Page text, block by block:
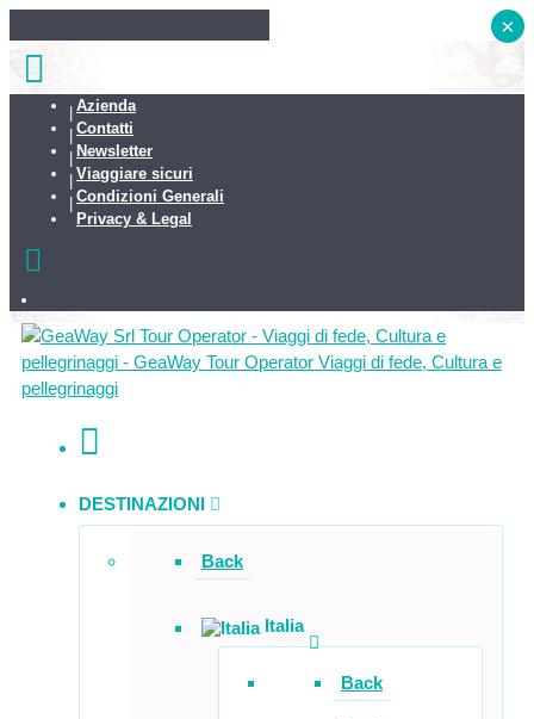
Azienda
Contatti
Newsletter
Viaggiare sicuri
Condizioni Generali
Privacy & Legal
DESTINAZIONI
Back
Italia
Back
×